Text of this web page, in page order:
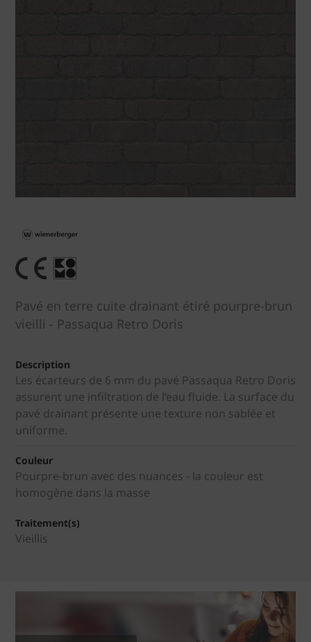
Pavé en terre cuite drainant étiré pourpre-brun
vieilli - Passaqua Retro Doris
Description
Les écarteurs de 6 mm du pavé Passaqua Retro Doris
assurent une infiltration de l’eau fluide. La surface du
pavé drainant présente une texture non sablée et
uniforme.
Couleur
Pourpre-brun avec des nuances - la couleur est
homogène dans la masse
Traitement(s)
Vieillis